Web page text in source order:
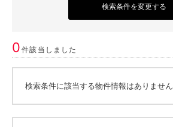
検索条件を変更する
0件該当しました
検索条件に該当する物件情報はありません